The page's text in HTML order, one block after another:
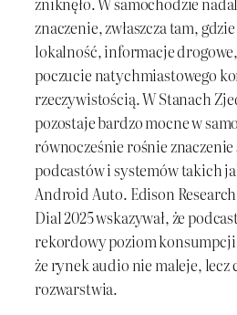
znaczenie, zwłaszcza tam,
lokalność, informacje
poczucie natychmiastowego
rzeczywistością. W Stanach
pozostaje bardzo mocne w
równocześnie rośnie
podcastów i systemów takich
Android Auto. Edison
Dial 2025 wskazywał, że
rekordowy poziom
że rynek audio nie maleje, lecz
rozwarstwia.